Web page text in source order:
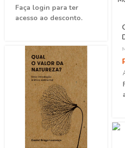
Faça login para ter
acesso ao desconto.